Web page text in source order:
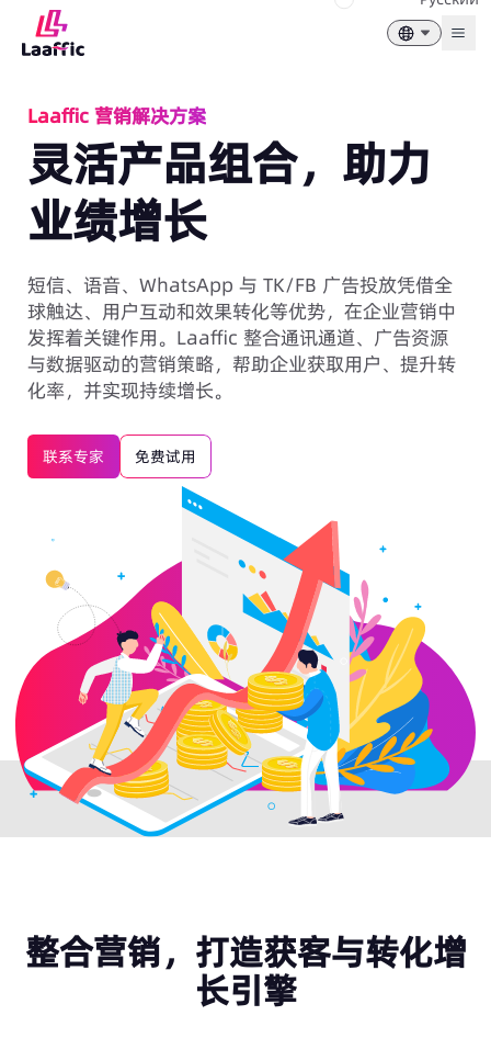
Laaffic 营销解决方案
灵活产品组合，助力
业绩增长
短信、语音、WhatsApp 与 TK/FB 广告投放凭借全
球触达、用户互动和效果转化等优势，在企业营销中
发挥着关键作用。Laaffic 整合通讯通道、广告资源
与数据驱动的营销策略，帮助企业获取用户、提升转
化率，并实现持续增长。
联系专家 免费试用
整合营销，打造获客与转化增
长引擎